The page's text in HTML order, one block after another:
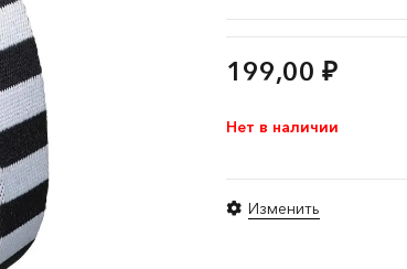
199,00 ₽
Нет в наличии
Изменить